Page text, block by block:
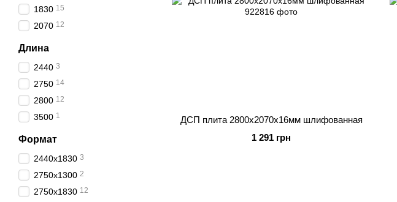
ДСП плита 2800x2070x16мм шлифованная
1 291 грн
1830 15
2070 12
Длина
2440 3
2750 14
2800 12
3500 1
Формат
2440x1830 3
2750x1300 2
2750x1830 12